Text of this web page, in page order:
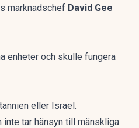
marknadschef David Gee
enheter och skulle fungera
eller Israel.
tar hänsyn till mänskliga